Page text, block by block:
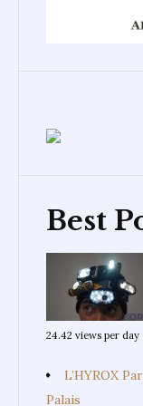
Best
24.42 views per day
L’HYROX
Palais